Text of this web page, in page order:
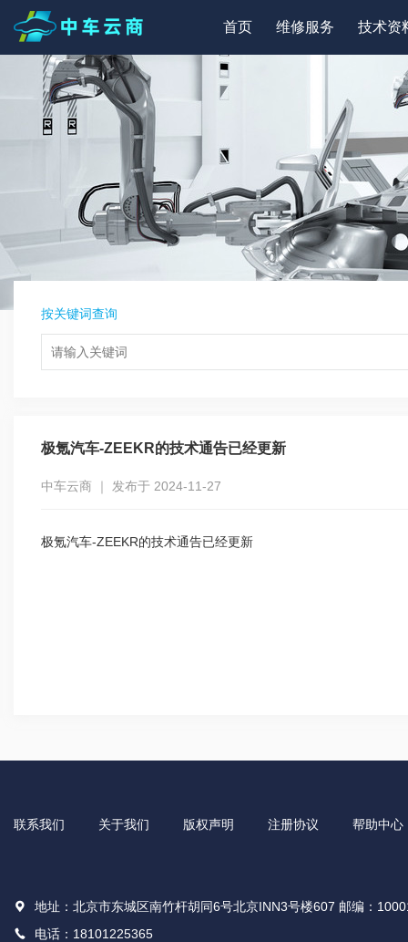
首页 维修服务 技术资
按关键词查询
极氪汽车-ZEEKR的技术通告已经更新
中车云商 ｜ 发布于 2024-11-27
极氪汽车-ZEEKR的技术通告已经更新
联系我们 关于我们 版权声明 注册协议 帮助中心
地址：北京市东城区南竹杆胡同6号北京INN3号楼607 邮编：
电话：18101225365